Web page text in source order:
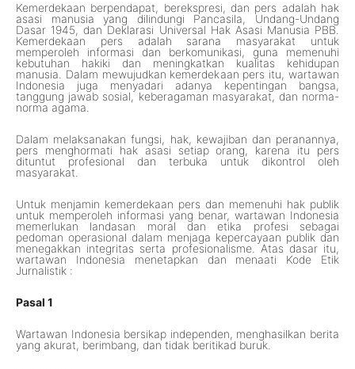
Kemerdekaan berpendapat, berekspresi, dan pers adalah hak
asasi manusia yang dilindungi Pancasila, Undang-Undang
Dasar 1945, dan Deklarasi Universal Hak Asasi Manusia PBB.
Kemerdekaan pers adalah sarana masyarakat untuk
memperoleh informasi dan berkomunikasi, guna memenuhi
kebutuhan hakiki dan meningkatkan kualitas kehidupan
manusia. Dalam mewujudkan kemerdekaan pers itu, wartawan
Indonesia juga menyadari adanya kepentingan bangsa,
tanggung jawab sosial, keberagaman masyarakat, dan norma-
norma agama.
Dalam melaksanakan fungsi, hak, kewajiban dan peranannya,
pers menghormati hak asasi setiap orang, karena itu pers
dituntut profesional dan terbuka untuk dikontrol oleh
masyarakat.
Untuk menjamin kemerdekaan pers dan memenuhi hak publik
untuk memperoleh informasi yang benar, wartawan Indonesia
memerlukan landasan moral dan etika profesi sebagai
pedoman operasional dalam menjaga kepercayaan publik dan
menegakkan integritas serta profesionalisme. Atas dasar itu,
wartawan Indonesia menetapkan dan menaati Kode Etik
Jurnalistik :
Pasal 1
Wartawan Indonesia bersikap independen, menghasilkan berita
yang akurat, berimbang, dan tidak beritikad buruk.